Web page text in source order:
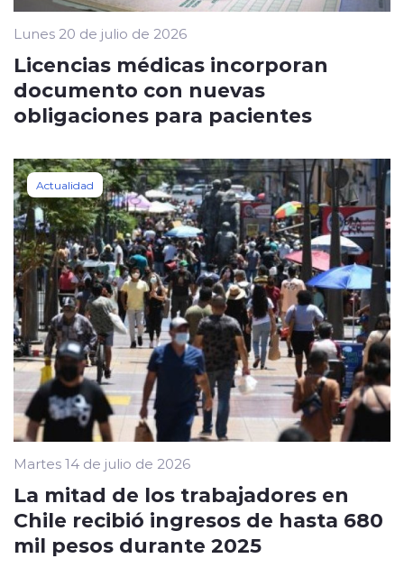
Lunes 20 de julio de 2026
Licencias médicas incorporan
documento con nuevas
obligaciones para pacientes
Actualidad
Martes 14 de julio de 2026
La mitad de los trabajadores en
Chile recibió ingresos de hasta 680
mil pesos durante 2025